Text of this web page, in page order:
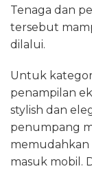
Tenaga dan
tersebut
dilalui.
Untuk
penampilan
stylish dan
penumpang
masuk mobil.